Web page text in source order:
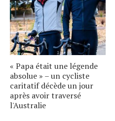
« Papa était une légende
absolue » – un cycliste
caritatif décède un jour
après avoir traversé
l'Australie